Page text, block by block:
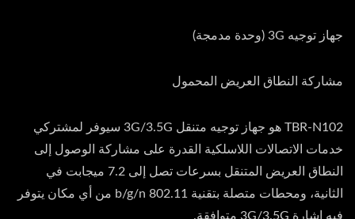
جهاز توجيه 3G (وحدة مدمجة)
مشاركة النطاق العريض المحمول
TBR-N102 هو جهاز توجيه متنقل 3G/3.5G سيوفر لمشتركي
خدمات الاتصالات اللاسلكية القدرة على مشاركة الوصول إلى
النطاق العريض المتنقل بسرعات تصل إلى 7.2 ميجابت في
الثانية، ومحطات متصلة بتقنية 802.11 b/g/n من أي مكان يتوفر
فيه إشارة 3G/3.5G متوافقة.